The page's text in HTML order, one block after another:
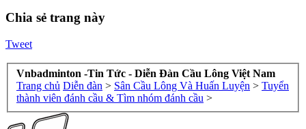
Chia sẻ trang này
Tweet
Vnbadminton -Tin Tức - Diễn Đàn Cầu Lông Việt Nam
Trang chủ Diễn đàn > Sân Cầu Lông Và Huấn Luyện > Tuyển
thành viên đánh cầu & Tìm nhóm đánh cầu >